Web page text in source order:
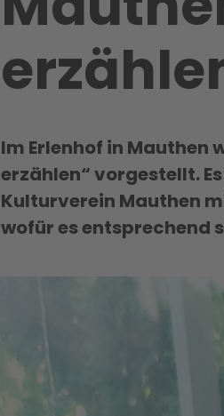
Im Erlenhof in Mauthen
erzählen“ vorgestellt.
Kulturverein Mauthen
wofür es entsprechend